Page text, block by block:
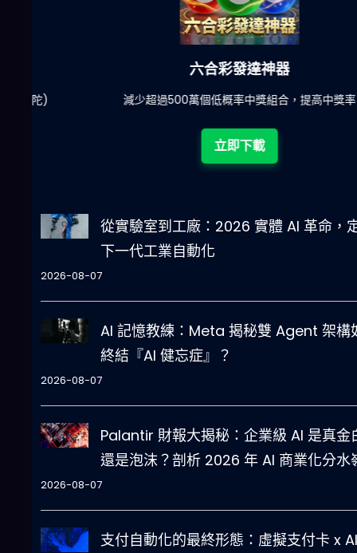
六合彩發達神器
減少超過500萬個低概率中獎組合，提高中獎率
立即下載
從實驗室到工廠：2026 實體 AI 革命，
下一代工業自動化
2026-08-07
AI 記憶教練：Meta 揭秘雙 Agent 架構
終結『AI 健忘症』？
2026-08-07
Palantir 財報大揭秘：企業級 AI 是真金
還是泡沫？剖析 2026 年 AI 商業化分水
2026-08-07
支付自動化的最終形態：虛擬支付卡 x AI